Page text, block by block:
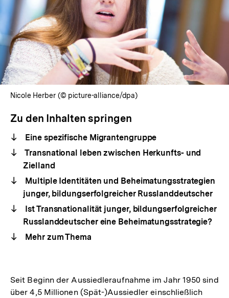
Nicole Herber (© picture-alliance/dpa)
Zu den Inhalten springen
Eine spezifische Migrantengruppe
Transnational leben zwischen Herkunfts- und
Zielland
Multiple Identitäten und Beheimatungsstrategien
junger, bildungserfolgreicher Russlanddeutscher
Ist Transnationalität junger, bildungserfolgreicher
Russlanddeutscher eine Beheimatungsstrategie?
Mehr zum Thema
Seit Beginn der Aussiedleraufnahme im Jahr 1950 sind
über 4,5 Millionen (Spät-)Aussiedler einschließlich